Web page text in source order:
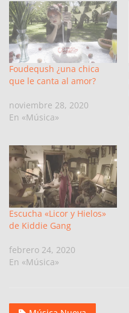
Foudeqush ¿una chica
que le canta al amor?
noviembre 28, 2020
En «Música»
Escucha «Licor y Hielos»
de Kiddie Gang
febrero 24, 2020
En «Música»